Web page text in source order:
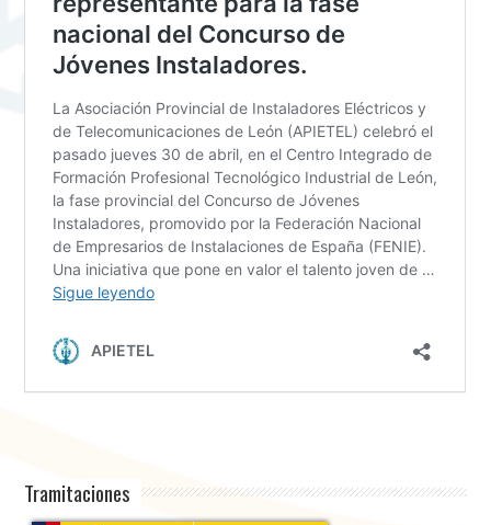
Tramitaciones